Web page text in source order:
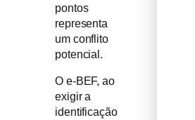
pontos
representa
um conflito
potencial.
O e-BEF, ao
exigir a
identificação